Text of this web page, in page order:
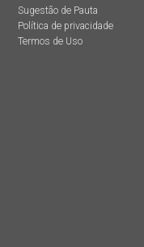
Sugestão de Pauta
Política de privacidade
Termos de Uso